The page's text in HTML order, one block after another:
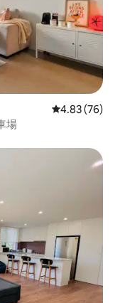
レビュー76
4.83 (76)
場